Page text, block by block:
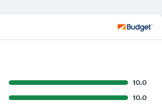
10.0
10.0